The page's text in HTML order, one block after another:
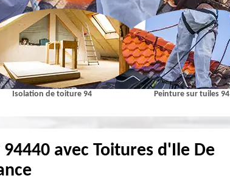
Isolation de toiture 94 Peinture sur tuiles 94
avec Toitures d'Ile De